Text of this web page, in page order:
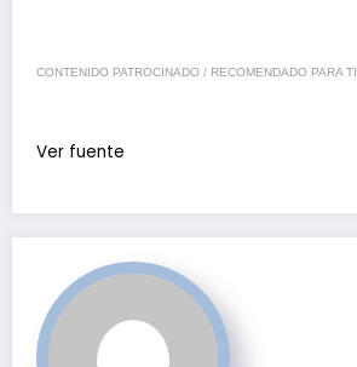
CONTENIDO PATROCINADO / RECOMENDADO PARA TI
Ver fuente